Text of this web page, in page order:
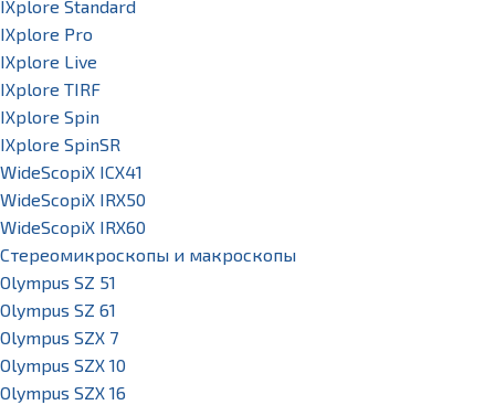
IXplore Standard
IXplore Pro
IXplore Live
IXplore TIRF
IXplore Spin
IXplore SpinSR
WideScopiX ICX41
WideScopiX IRX50
WideScopiX IRX60
Стереомикроскопы и макроскопы
Olympus SZ 51
Olympus SZ 61
Olympus SZX 7
Olympus SZX 10
Olympus SZX 16